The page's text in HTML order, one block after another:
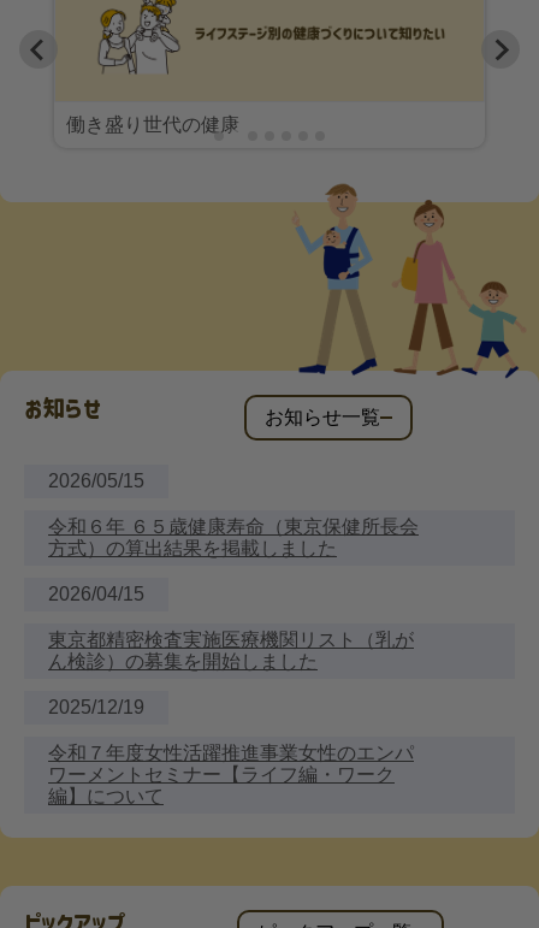
働き盛り世代の健康
お知らせ お知らせ一覧
2026/05/15
令和６年 ６５歳健康寿命（東京保健所長会
方式）の算出結果を掲載しました
2026/04/15
東京都精密検査実施医療機関リスト（乳が
ん検診）の募集を開始しました
2025/12/19
令和７年度女性活躍推進事業女性のエンパ
ワーメントセミナー【ライフ編・ワーク
編】について